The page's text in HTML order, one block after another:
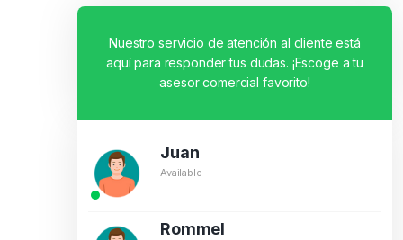
Nuestro servicio de atención al cliente está
aquí para responder tus dudas. ¡Escoge a tu
asesor comercial favorito!
Juan
Available
Rommel